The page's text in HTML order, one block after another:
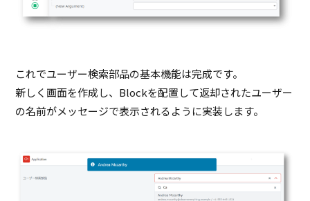
これでユーザー検索部品の基本機能は完成です。
新しく画面を作成し、Blockを配置して返却されたユーザー
の名前がメッセージで表示されるように実装します。